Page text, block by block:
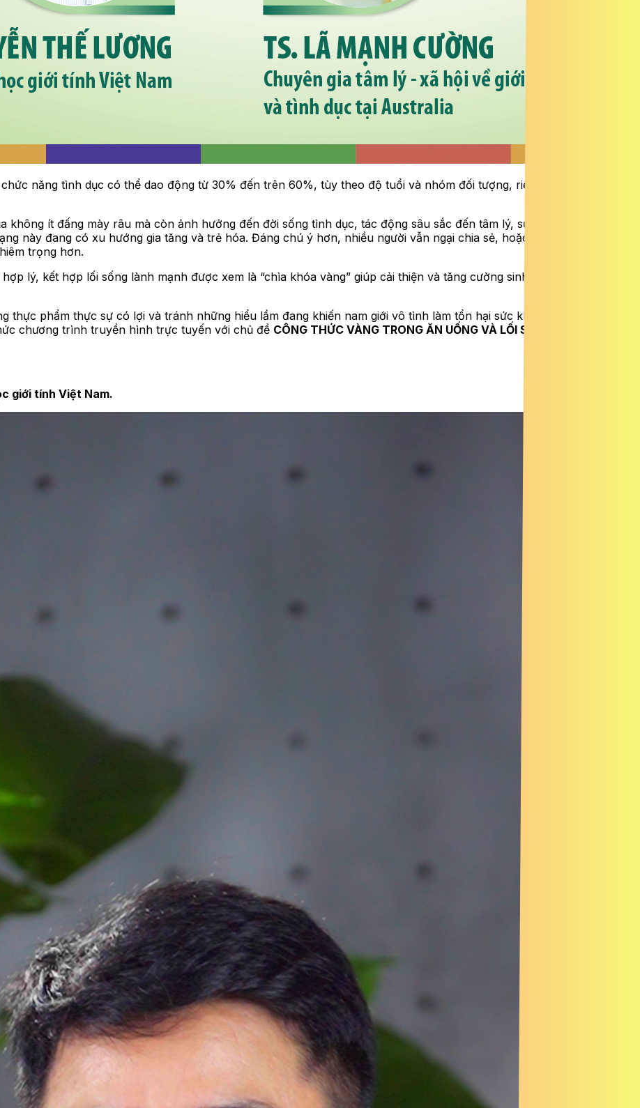
năng tình dục có thể dao động từ 30% đến trên 60%, tùy theo độ tuổi và nhóm đối tượng, riêng rối loạn cương
không ít đấng mày râu mà còn ảnh hưởng đến đời sống tình dục, tác động sâu sắc đến tâm lý, sự tự tin và hạnh
này đang có xu hướng gia tăng và trẻ hóa. Đáng chú ý hơn, nhiều người vẫn ngại chia sẻ, hoặc tìm đến các giải
trọng hơn.
lý, kết hợp lối sống lành mạnh được xem là “chìa khóa vàng” giúp cải thiện và tăng cường sinh lý nam một cách
phẩm thực sự có lợi và tránh những hiểu lầm đang khiến nam giới vô tình làm tổn hại sức khỏe của mình, Báo
chương trình truyền hình trực tuyến với chủ đề CÔNG THỨC VÀNG TRONG ĂN UỐNG VÀ LỐI SỐNG TĂNG CƯỜNG
giới tính Việt Nam.